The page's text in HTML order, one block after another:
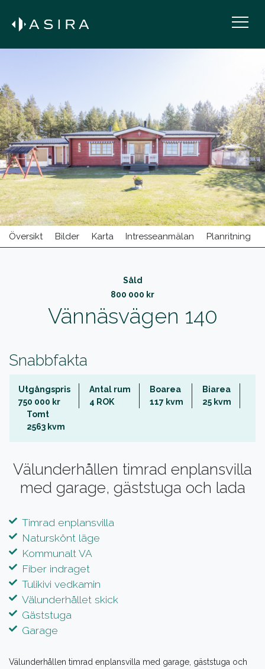
HITTA MÄKLARE/PERSONAL
KONTOR
KARRIÄR
BUY IN SWEDEN
Previous Next
Översikt Bilder Karta Intresseanmälan Planritning
Såld
800 000 kr
Vännäsvägen 140
Snabbfakta
Utgångspris
750 000 kr
Antal rum
4 ROK
Boarea
117 kvm
Biarea
25 kvm
Tomt
2563 kvm
Välunderhållen timrad enplansvilla
med garage, gäststuga och lada
Timrad enplansvilla
Naturskönt läge
Kommunalt VA
Fiber indraget
Tulikivi vedkamin
Välunderhållet skick
Gäststuga
Garage
Välunderhållen timrad enplansvilla med garage, gäststuga och